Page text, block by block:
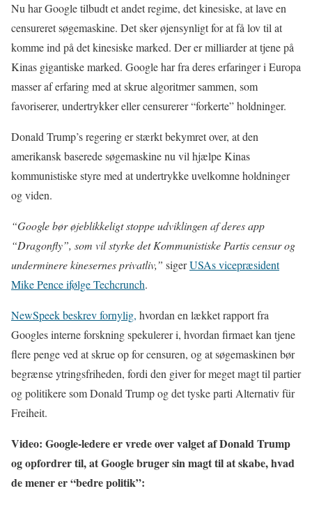
Nu har Google tilbudt et andet regime, det kinesiske, at lave en
censureret søgemaskine. Det sker øjensynligt for at få lov til at
komme ind på det kinesiske marked. Der er milliarder at tjene på
Kinas gigantiske marked. Google har fra deres erfaringer i Europa
masser af erfaring med at skrue algoritmer sammen, som
favoriserer, undertrykker eller censurerer “forkerte” holdninger.
Donald Trump’s regering er stærkt bekymret over, at den
amerikansk baserede søgemaskine nu vil hjælpe Kinas
kommunistiske styre med at undertrykke uvelkomne holdninger
og viden.
“Google bør øjeblikkeligt stoppe udviklingen af deres app
“Dragonfly”, som vil styrke det Kommunistiske Partis censur og
underminere kinesernes privatliv,” sigerUSAs vicepræsident
Mike Pence ifølge Techcrunch.
NewSpeek beskrev fornylig, hvordan en lækket rapport fra
Googles interne forskning spekulerer i, hvordan firmaet kan tjene
flere penge ved at skrue op for censuren, og at søgemaskinen bør
begrænse ytringsfriheden, fordi den giver for meget magt til partier
og politikere som Donald Trump og det tyske parti Alternativ für
Freiheit.
Video: Google-ledere er vrede over valget af Donald Trump
og opfordrer til, at Google bruger sin magt til at skabe, hvad
de mener er “bedre politik”: